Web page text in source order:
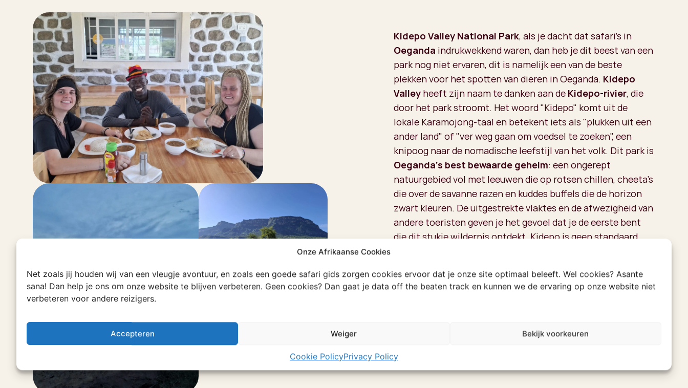
Onze Afrikaanse Cookies
Net zoals jij houden wij van een vleugje avontuur, en zoals een goede safari gids zorgen cookies ervoor dat je onze site optimaal beleeft. Wel cookies? Asante
sana! Dan help je ons om onze website te blijven verbeteren. Geen cookies? Dan gaat je data off the beaten track en kunnen we de ervaring op onze website niet
verbeteren voor andere reizigers.
Accepteren Weiger Bekijk voorkeuren
Cookie PolicyPrivacy Policy
Kidepo Valley National Park, als je dacht dat safari’s in
Oeganda indrukwekkend waren, dan heb je dit beest van een
park nog niet ervaren, dit is namelijk een van de beste
plekken voor het spotten van dieren in Oeganda. Kidepo
Valley heeft zijn naam te danken aan de Kidepo-rivier, die
door het park stroomt. Het woord "Kidepo" komt uit de
lokale Karamojong-taal en betekent iets als "plukken uit een
ander land" of "ver weg gaan om voedsel te zoeken", een
knipoog naar de nomadische leefstijl van het volk. Dit park is
Oeganda’s best bewaarde geheim: een ongerept
natuurgebied vol met leeuwen die op rotsen chillen, cheeta’s
die over de savanne razen en kuddes buffels die de horizon
zwart kleuren. De uitgestrekte vlaktes en de afwezigheid van
andere toeristen geven je het gevoel dat je de eerste bent
die dit stukje wildernis ontdekt. Kidepo is geen standaard